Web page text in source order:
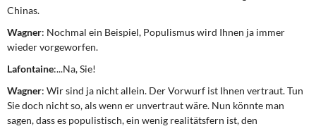
Chinas.
Wagner: Nochmal ein Beispiel, Populismus wird Ihnen ja immer
wieder vorgeworfen.
Lafontaine:...Na, Sie!
Wagner: Wir sind ja nicht allein. Der Vorwurf ist Ihnen vertraut. Tun
Sie doch nicht so, als wenn er unvertraut wäre. Nun könnte man
sagen, dass es populistisch, ein wenig realitätsfern ist, den